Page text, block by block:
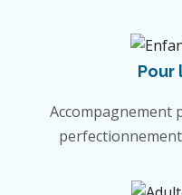
Pour
Accompagnement